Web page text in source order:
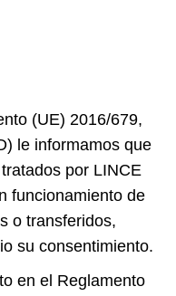
(UE) 2016/679,
le informamos que
por LINCE
funcionamiento de
o transferidos,
su consentimiento.
en el Reglamento